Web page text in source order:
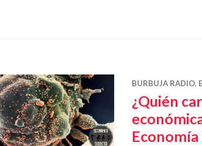
BURBUJA RADIO,
¿Quién